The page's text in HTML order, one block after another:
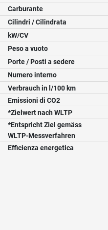
Carburante
Cilindri / Cilindrata
kW/CV
Peso a vuoto
Porte / Posti a sedere
Numero interno
Verbrauch in l/100 km
Emissioni di CO2
*Zielwert nach WLTP
*Entspricht Ziel gemäss
WLTP-Messverfahren
Efficienza energetica